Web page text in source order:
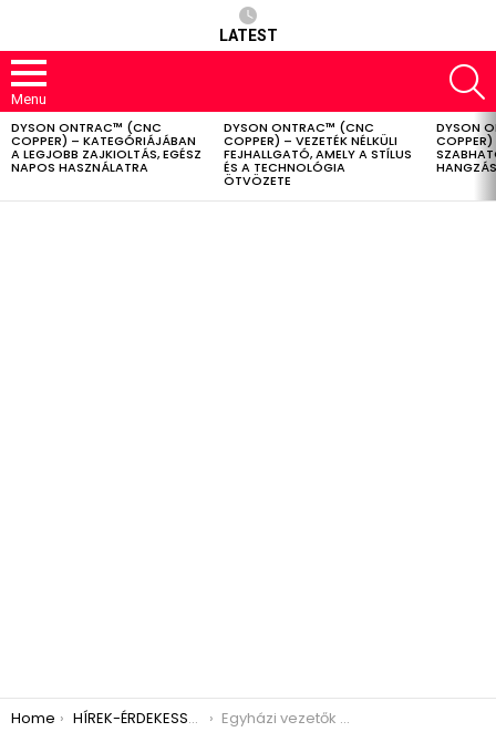
LATEST
Menu
LATEST
STORIES
DYSON ONTRAC™ (CNC
COPPER) – KATEGÓRIÁJÁBAN
A LEGJOBB ZAJKIOLTÁS, EGÉSZ
NAPOS HASZNÁLATRA
DYSON ONTRAC™ (CNC
COPPER) – VEZETÉK NÉLKÜLI
FEJHALLGATÓ, AMELY A STÍLUS
ÉS A TECHNOLÓGIA
ÖTVÖZETE
DYSON
COPPER)
You are here:
Home HÍREK-ÉRDEKESSÉGEK Egyházi vezetők ünnepi szentmiséi, istentiszteletei karácsonykor